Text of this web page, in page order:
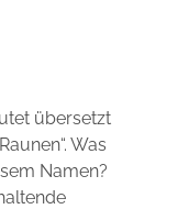
übersetzt
Was
Namen?